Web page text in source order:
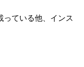
っている他、インス